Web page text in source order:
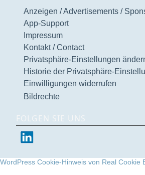
Anzeigen / Advertisements /
App-Support
Impressum
Kontakt / Contact
Privatsphäre-Einstellungen
Historie der Privatsphäre-
Einwilligungen widerrufen
Bildrechte
FOLGEN SIE UNS
WordPress Cookie-Hinweis von Real Cookie